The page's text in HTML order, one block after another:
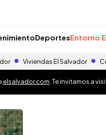
DeportesEntorno
Viviendas El Salvador
elsalvador.com . Te invitamos a